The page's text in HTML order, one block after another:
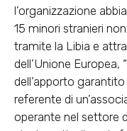
l’organizzazione
15 minori stranieri
tramite la Libia e
dell’Unione
dell’apporto
referente di
operante nel settore